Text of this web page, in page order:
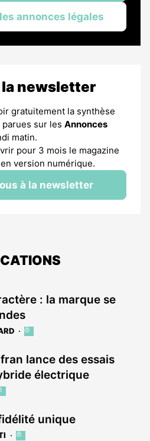
annonces légales
newsletter
gratuitement la synthèse
sur les Annonces
matin.
pour 3 mois le magazine
en version numérique.
à la newsletter
: la marque se
Cet
est
réservé
aux
lance des essais
électrique
unique
Cet